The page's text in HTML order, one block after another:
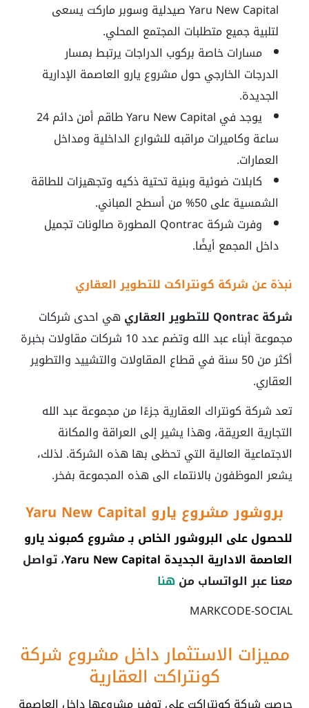
Yaru New Capital صيدلية وسوبر ماركت يسعى
لتلبية جميع متطلبات المجتمع المحلي.
مسارات خاصة بركوب الدراجات يرتبط بمسار
الدرجات الخارجي حول مشروع يارو العاصمة الإدارية
الجديدة.
يوجد في Yaru New Capital طاقم أمن دائم 24
ساعة وكاميرات مراقبه للشوارع الداخلية ومداخل
العمارات.
كابلات ضوئية وبنية تحتية ذكيه وتجهيزات للطاقة
الشمسية على 50% من أسطح المباني.
وفرت شركة Qontrac المطورة صالونات تجميل
داخل المجمع أيضًا.
نبذة عن شركة كونتراكت للتطوير العقاري
شركة Qontrac للتطوير العقاري
هي احدى شركات
مجموعة أبناء عبد الله وتضم عدد 10 شركات مقاولات بخبرة
أكثر من 50 سنة في قطاع المقاولات والتشييد والتطوير
العقاري.
تعد شركة كونتراك العقارية جزءًا من مجموعة عبد الله
التجارية العريقة، وهذا يشير إلى العراقة والمكانة
الاجتماعية العالية التي تحظى بها هذه الشركة. لذلك،
يشعر الموظفون بالانتماء الى هذه المجموعة بفخر.
بروشور مشروع يارو Yaru New Capital
للحصول على البروشور الخاص بـ مشروع كمبوند يارو
العاصمة الادارية الجديدة Yaru New Capital
، تواصل
معنا عبر الواتساب من هنا
MARKCODE-SOCIAL
مميزات الاستثمار داخل مشروع شركة
كونتراكت العقارية